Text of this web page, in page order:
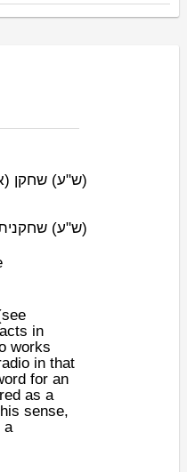
(ש"ע) שחקן
(ש"ע)
acts in
works
in that
for an
as a
sense,
a